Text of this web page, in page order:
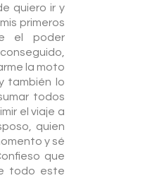
quiero ir y
primeros
el poder
la moto
también lo
todos
el viaje a
quien
y sé
que
todo este